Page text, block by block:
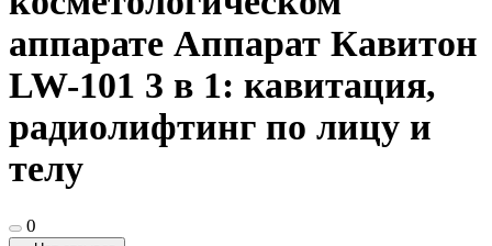
аппарате Аппарат Кавитон
LW-101 3 в 1: кавитация,
радиолифтинг по лицу и
телу
0